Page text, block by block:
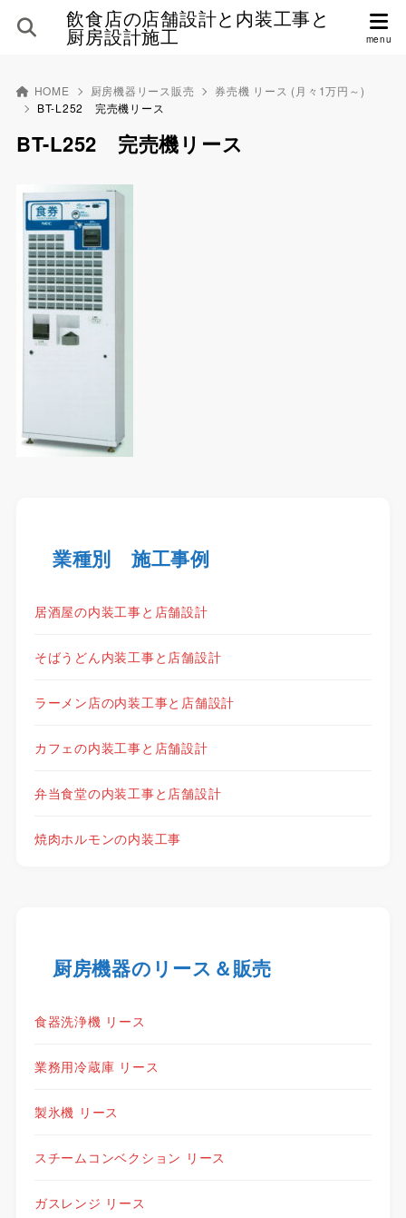
飲食店の店舗設計と内装工事と
厨房設計施工
HOME 厨房機器リース販売
券売機 リース (月々1万円～)
BT-L252 完売機リース
BT-L252 完売機リース
業種別 施工事例
居酒屋の内装工事と店舗設計
そばうどん内装工事と店舗設計
ラーメン店の内装工事と店舗設計
カフェの内装工事と店舗設計
弁当食堂の内装工事と店舗設計
焼肉ホルモンの内装工事
厨房機器のリース＆販売
食器洗浄機 リース
業務用冷蔵庫 リース
製氷機 リース
スチームコンベクション リース
ガスレンジ リース